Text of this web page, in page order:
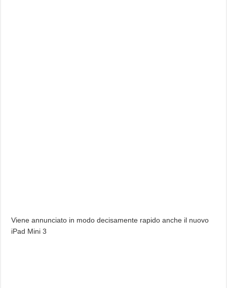
Viene annunciato in modo decisamente rapido anche il nuovo
iPad Mini 3